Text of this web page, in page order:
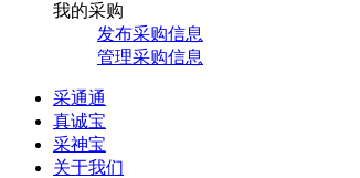
我的采购
发布采购信息
管理采购信息
采通通
真诚宝
采神宝
关于我们